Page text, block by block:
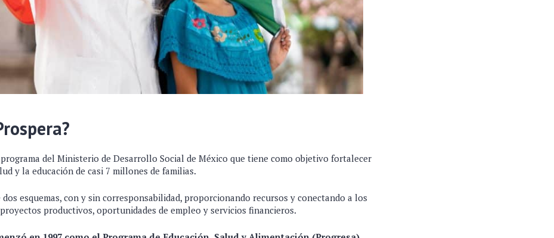
programa del Ministerio de Desarrollo Social de México que tiene como objetivo fortalecer
y la educación de casi 7 millones de familias.
dos esquemas, con y sin corresponsabilidad, proporcionando recursos y conectando a los
productivos, oportunidades de empleo y servicios financieros.